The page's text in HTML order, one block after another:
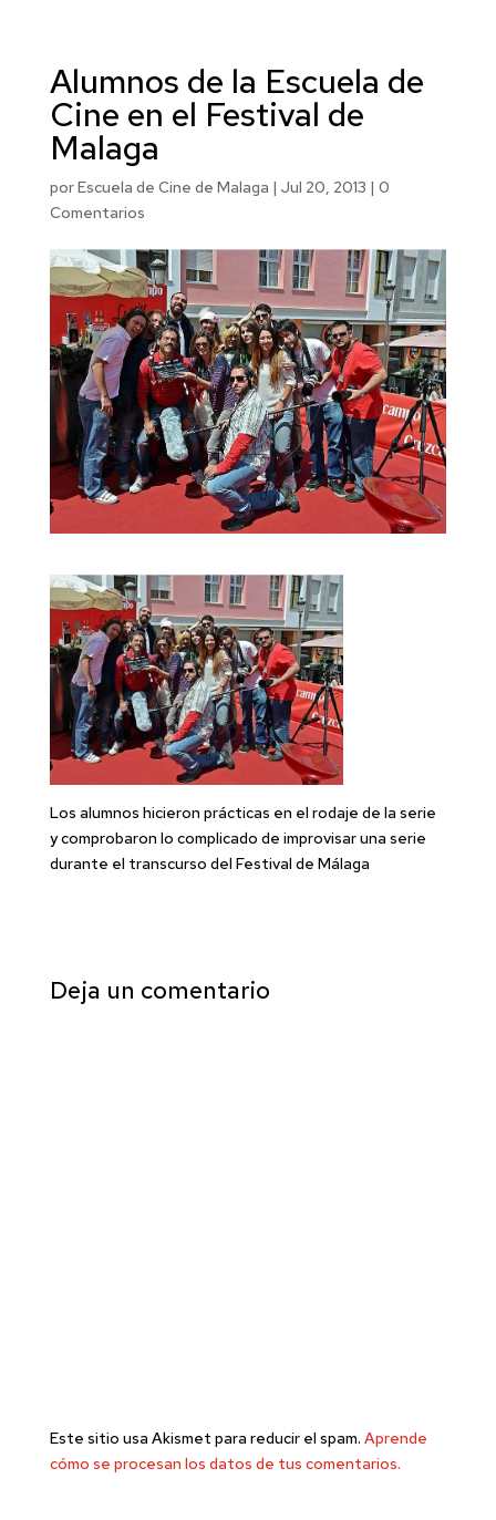
Alumnos de la Escuela de
Cine en el Festival de
Malaga
porEscuela de Cine de Malaga | Jul 20, 2013 | 0
Comentarios
Los alumnos hicieron prácticas en el rodaje de la serie
y comprobaron lo complicado de improvisar una serie
durante el transcurso del Festival de Málaga
Deja un comentario
Este sitio usa Akismet para reducir el spam. Aprende
cómo se procesan los datos de tus comentarios.